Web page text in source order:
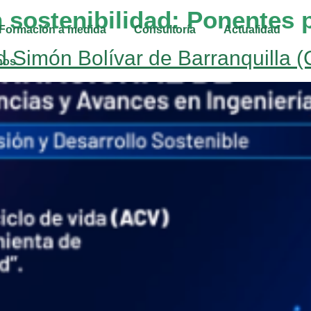
a medida Consultoría Actualidad
sostenibilidad:Ponentes
Simón Bolívar de Barranquilla